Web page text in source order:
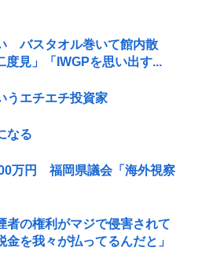
バスタオル巻いて館内散
見」「IWGPを思い出す...
うエチエチ投資家
なる
万円 福岡県議会「海外視察
者の権利がマジで侵害されて
を我々が払ってるんだと」